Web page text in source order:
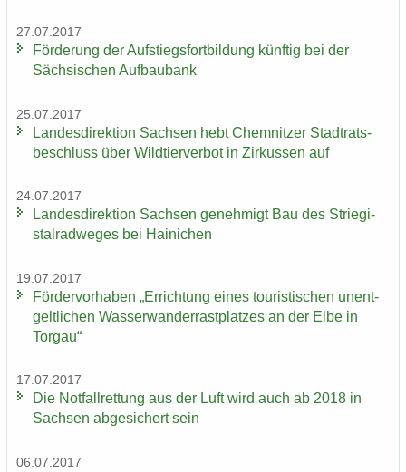
27.07.2017
För­de­rung der Auf­stiegs­fort­bil­dung künf­tig bei der
Säch­si­schen Auf­bau­bank
25.07.2017
Lan­des­di­rek­ti­on Sach­sen hebt Chem­nit­zer Stadt­rats­
be­schluss über Wild­tier­ver­bot in Zir­kus­sen auf
24.07.2017
Lan­des­di­rek­ti­on Sach­sen ge­neh­migt Bau des Strie­gi­
st­al­rad­we­ges bei Hai­ni­chen
19.07.2017
För­der­vor­ha­ben „Er­rich­tung eines tou­ris­ti­schen un­ent­
gelt­li­chen Was­ser­wan­der­rast­plat­zes an der Elbe in
Tor­gau“
17.07.2017
Die Not­fall­ret­tung aus der Luft wird auch ab 2018 in
Sach­sen ab­ge­si­chert sein
06.07.2017